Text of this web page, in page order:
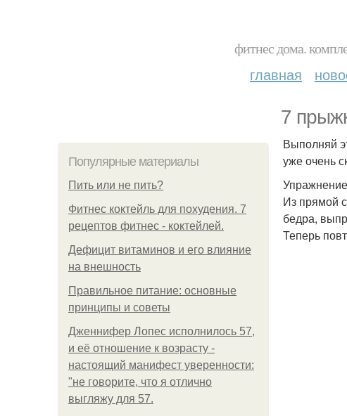
фитнес дома.
главная
7
Популярные материалы
Пить или не пить?
Фитнес коктейль для похудения. 7
рецептов фитнес - коктейлей.
Дефицит витаминов и его влияние
на внешность
Правильное питание: основные
принципы и советы
Дженнифер Лопес исполнилось 57,
и её отношение к возрасту -
настоящий манифест уверенности:
"не говорите, что я отлично
выгляжу для 57.
Выполняй
уже очень
Из прямой
бедра,
Теперь